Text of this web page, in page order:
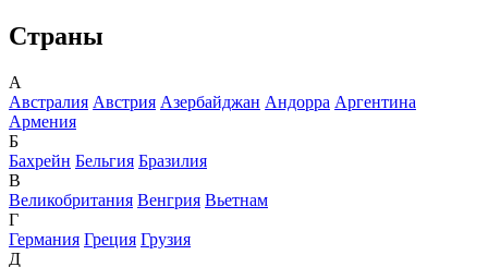
Страны
А
Австралия Австрия Азербайджан Андорра Аргентина
Армения
Б
Бахрейн Бельгия Бразилия
В
Великобритания Венгрия Вьетнам
Г
Германия Греция Грузия
Д